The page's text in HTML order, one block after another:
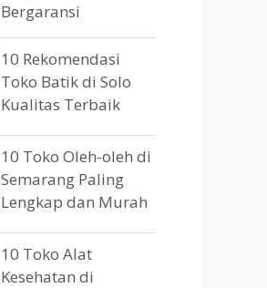
Bergaransi
10 Rekomendasi
Toko Batik di Solo
Kualitas Terbaik
10 Toko Oleh-oleh di
Semarang Paling
Lengkap dan Murah
10 Toko Alat
Kesehatan di